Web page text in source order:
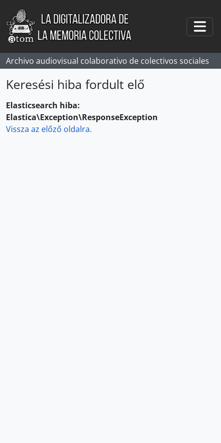
Skip to main content
Archivo audiovisual colaborativo de colectivos sociales
Keresési hiba fordult elő
Elasticsearch hiba:
Elastica\Exception\ResponseException
Vissza az előző oldalra.